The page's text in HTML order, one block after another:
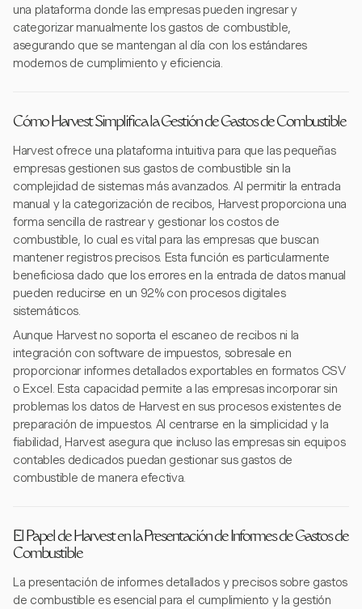
una plataforma donde las empresas pueden ingresar y
categorizar manualmente los gastos de combustible,
asegurando que se mantengan al día con los estándares
modernos de cumplimiento y eficiencia.
Cómo Harvest Simplifica la Gestión de Gastos de Combustible
Harvest ofrece una plataforma intuitiva para que las pequeñas
empresas gestionen sus gastos de combustible sin la
complejidad de sistemas más avanzados. Al permitir la entrada
manual y la categorización de recibos, Harvest proporciona una
forma sencilla de rastrear y gestionar los costos de
combustible, lo cual es vital para las empresas que buscan
mantener registros precisos. Esta función es particularmente
beneficiosa dado que los errores en la entrada de datos manual
pueden reducirse en un 92% con procesos digitales
sistemáticos.
Aunque Harvest no soporta el escaneo de recibos ni la
integración con software de impuestos, sobresale en
proporcionar informes detallados exportables en formatos CSV
o Excel. Esta capacidad permite a las empresas incorporar sin
problemas los datos de Harvest en sus procesos existentes de
preparación de impuestos. Al centrarse en la simplicidad y la
fiabilidad, Harvest asegura que incluso las empresas sin equipos
contables dedicados puedan gestionar sus gastos de
combustible de manera efectiva.
El Papel de Harvest en la Presentación de Informes de Gastos de
Combustible
La presentación de informes detallados y precisos sobre gastos
de combustible es esencial para el cumplimiento y la gestión